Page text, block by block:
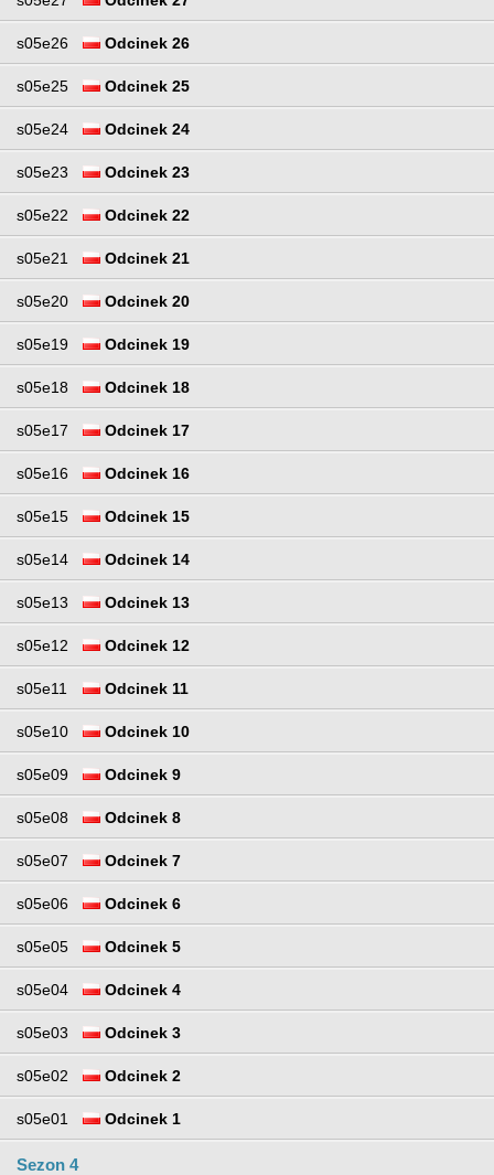
s05e26 Odcinek 26
s05e25 Odcinek 25
s05e24 Odcinek 24
s05e23 Odcinek 23
s05e22 Odcinek 22
s05e21 Odcinek 21
s05e20 Odcinek 20
s05e19 Odcinek 19
s05e18 Odcinek 18
s05e17 Odcinek 17
s05e16 Odcinek 16
s05e15 Odcinek 15
s05e14 Odcinek 14
s05e13 Odcinek 13
s05e12 Odcinek 12
s05e11 Odcinek 11
s05e10 Odcinek 10
s05e09 Odcinek 9
s05e08 Odcinek 8
s05e07 Odcinek 7
s05e06 Odcinek 6
s05e05 Odcinek 5
s05e04 Odcinek 4
s05e03 Odcinek 3
s05e02 Odcinek 2
s05e01 Odcinek 1
Sezon 4